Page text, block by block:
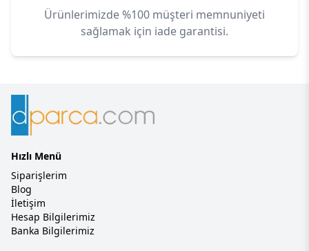
Ürünlerimizde %100 müşteri memnuniyeti
sağlamak için iade garantisi.
Hızlı Menü
Siparişlerim
Blog
İletişim
Hesap Bilgilerimiz
Banka Bilgilerimiz